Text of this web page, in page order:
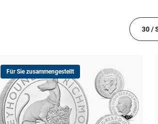
30 /
Für Sie zusammengestellt